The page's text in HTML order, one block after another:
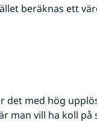
beräknas ett
det med hög
man vill ha koll på